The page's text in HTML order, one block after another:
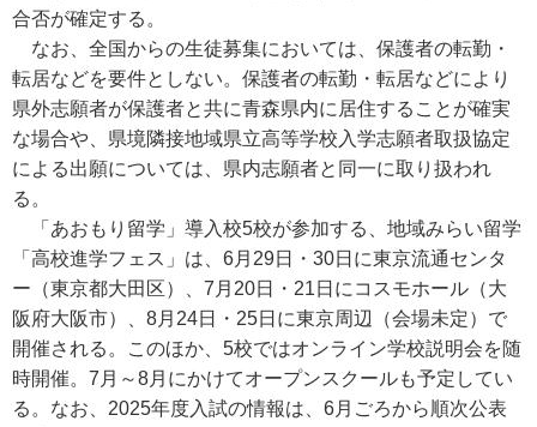
合否が確定する。
なお、全国からの生徒募集においては、保護者の転勤・
転居などを要件としない。保護者の転勤・転居などにより
県外志願者が保護者と共に青森県内に居住することが確実
な場合や、県境隣接地域県立高等学校入学志願者取扱協定
による出願については、県内志願者と同一に取り扱われ
る。
「あおもり留学」導入校5校が参加する、地域みらい留学
「高校進学フェス」は、6月29日・30日に東京流通センタ
ー（東京都大田区）、7月20日・21日にコスモホール（大
阪府大阪市）、8月24日・25日に東京周辺（会場未定）で
開催される。このほか、5校ではオンライン学校説明会を随
時開催。7月～8月にかけてオープンスクールも予定してい
る。なお、2025年度入試の情報は、6月ごろから順次公表